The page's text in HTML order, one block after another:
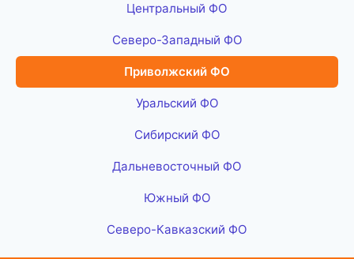
Центральный ФО
Северо-Западный ФО
Приволжский ФО
Уральский ФО
Сибирский ФО
Дальневосточный ФО
Южный ФО
Северо-Кавказский ФО